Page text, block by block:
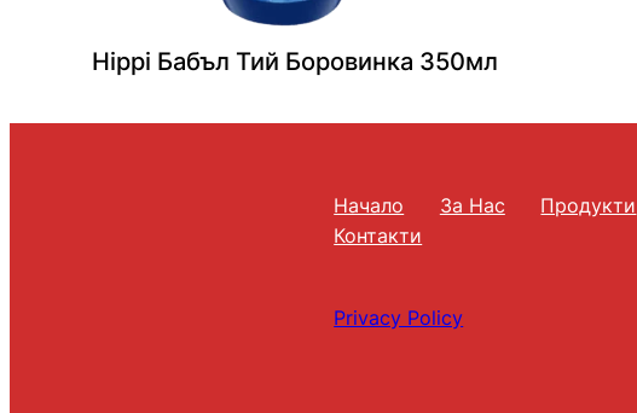
Hippi Бабъл Тий Боровинка 350мл
Начало За Нас
Продукти
Контакти
Privacy Policy